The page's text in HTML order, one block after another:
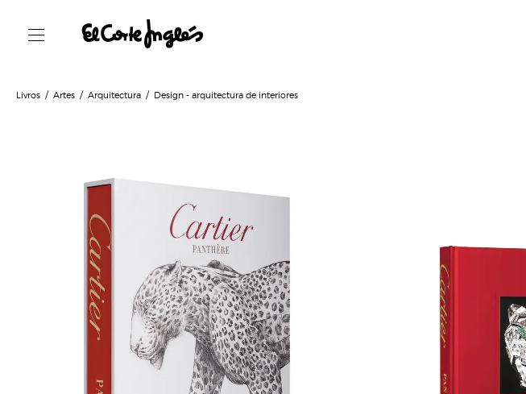
Livros Artes Arquitectura Design - arquitectura de interiores